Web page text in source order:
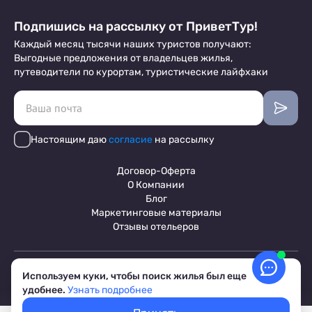
Подпишись на рассылку от ПриветТур!
Каждый месяц тысячи наших туристов получают:
Выгодные предложения от владельцев жилья,
путеводители по курортам, туристические лайфхаки
Настоящим даюсогласие на рассылку
Договор-Оферта
О Компании
Блог
Маркетинговые материалы
Отзывы отельеров
© 2017-2026 ПриветТур™
Пользовательское соглашение
Обработка персональных данных
Условия бронирования объектов
Используем куки, чтобы поиск жилья был еще
удобнее. Узнать подробнее